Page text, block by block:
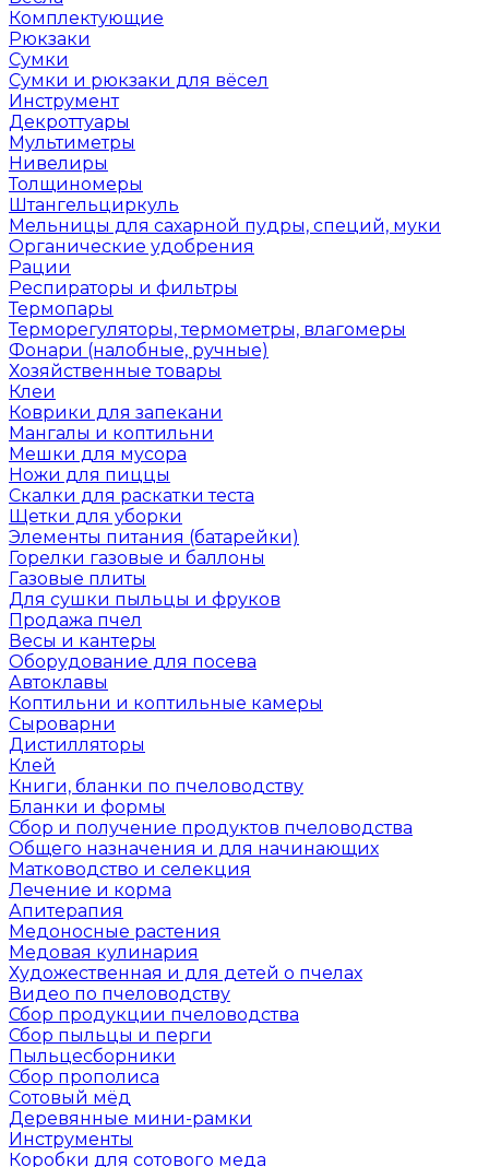
Комплектующие
Рюкзаки
Сумки
Сумки и рюкзаки для вёсел
Инструмент
Декроттуары
Мультиметры
Нивелиры
Толщиномеры
Штангельциркуль
Мельницы для сахарной пудры, специй, муки
Органические удобрения
Рации
Респираторы и фильтры
Термопары
Терморегуляторы, термометры, влагомеры
Фонари (налобные, ручные)
Хозяйственные товары
Клеи
Коврики для запекани
Мангалы и коптильни
Мешки для мусора
Ножи для пиццы
Скалки для раскатки теста
Щетки для уборки
Элементы питания (батарейки)
Горелки газовые и баллоны
Газовые плиты
Для сушки пыльцы и фруков
Продажа пчел
Весы и кантеры
Оборудование для посева
Автоклавы
Коптильни и коптильные камеры
Сыроварни
Дистилляторы
Клей
Книги, бланки по пчеловодству
Бланки и формы
Сбор и получение продуктов пчеловодства
Общего назначения и для начинающих
Матководство и селекция
Лечение и корма
Апитерапия
Медоносные растения
Медовая кулинария
Художественная и для детей о пчелах
Видео по пчеловодству
Сбор продукции пчеловодства
Сбор пыльцы и перги
Пыльцесборники
Сбор прополиса
Сотовый мёд
Деревянные мини-рамки
Инструменты
Коробки для сотового меда